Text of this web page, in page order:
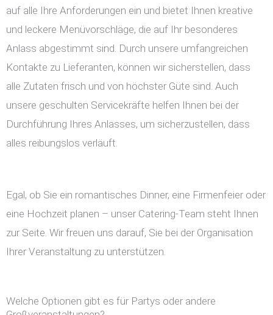
auf alle Ihre Anforderungen ein und bietet Ihnen kreative
und leckere Menüvorschläge, die auf Ihr besonderes
Anlass abgestimmt sind. Durch unsere umfangreichen
Kontakte zu Lieferanten, können wir sicherstellen, dass
alle Zutaten frisch und von höchster Güte sind. Auch
unsere geschulten Servicekräfte helfen Ihnen bei der
Durchführung Ihres Anlasses, um sicherzustellen, dass
alles reibungslos verläuft.
Egal, ob Sie ein romantisches Dinner, eine Firmenfeier oder
eine Hochzeit planen – unser Catering-Team steht Ihnen
zur Seite. Wir freuen uns darauf, Sie bei der Organisation
Ihrer Veranstaltung zu unterstützen.
Welche Optionen gibt es für Partys oder andere